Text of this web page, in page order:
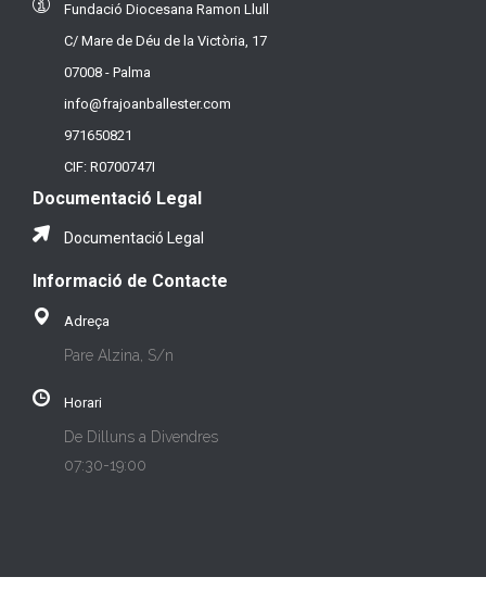
Fundació Diocesana Ramon Llull
C/ Mare de Déu de la Victòria, 17
07008 - Palma
info@frajoanballester.com
971650821
CIF: R0700747I
Documentació Legal
Documentació Legal
Informació de Contacte
Adreça
Pare Alzina, S/n
Horari
De Dilluns a Divendres
07:30-19:00